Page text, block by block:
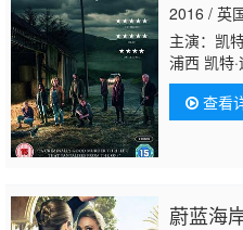
2016 / 英
主演：凯
浦西 凯特
里斯·弗尔
林奇 杰瑞
森琼安娜·
查看
蔚蓝海